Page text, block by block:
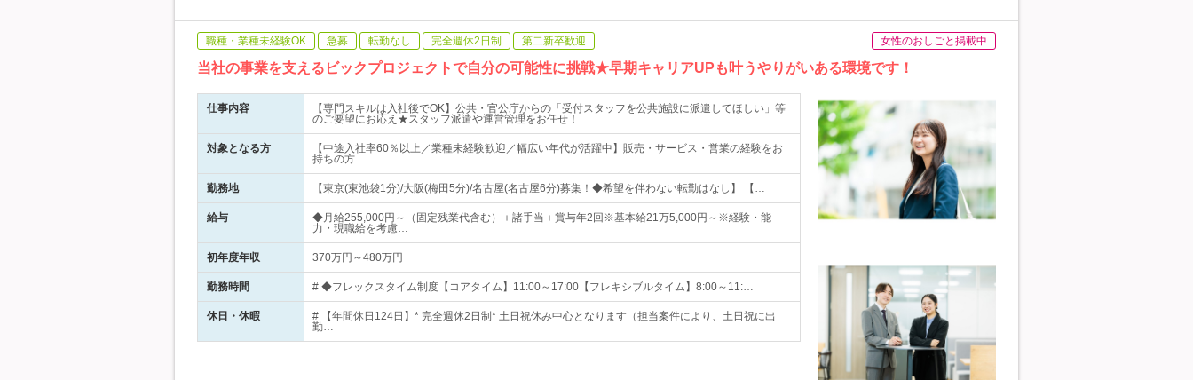
職種・業種未経験OK 急募 転勤なし 完全週休2日制 第二新卒歓迎 女性のおしごと掲載中
当社の事業を支えるビックプロジェクトで自分の可能性に挑戦★早期キャリアUPも叶うやりがいある環境です！
仕事内容
【専門スキルは入社後でOK】公共・官公庁からの「受付スタッフを公共施設に派遣してほしい」等
のご要望にお応え★スタッフ派遣や運営管理をお任せ！
対象となる方
【中途入社率60％以上／業種未経験歓迎／幅広い年代が活躍中】販売・サービス・営業の経験をお
持ちの方
勤務地 【東京(東池袋1分)/大阪(梅田5分)/名古屋(名古屋6分)募集！◆希望を伴わない転勤はなし】 【…
給与
◆月給255,000円～（固定残業代含む）＋諸手当＋賞与年2回※基本給21万5,000円～※経験・能
力・現職給を考慮…
初年度年収 370万円～480万円
勤務時間 # ◆フレックスタイム制度【コアタイム】11:00～17:00【フレキシブルタイム】8:00～11:…
休日・休暇
# 【年間休日124日】* 完全週休2日制* 土日祝休み中心となります（担当案件により、土日祝に出
勤…